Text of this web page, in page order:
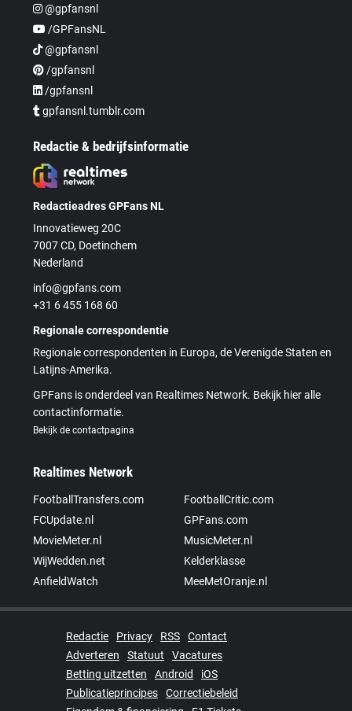
@gpfansnl
/GPFansNL
@gpfansnl
/gpfansnl
/gpfansnl
gpfansnl.tumblr.com
Redactie & bedrijfsinformatie
Redactieadres GPFans NL
Innovatieweg 20C
7007 CD, Doetinchem
Nederland
info@gpfans.com
+31 6 455 168 60
Regionale correspondentie
Regionale correspondenten in Europa, de Verenigde Staten en
Latijns-Amerika.
GPFans is onderdeel van Realtimes Network. Bekijk hier alle
contactinformatie.
Bekijk de contactpagina
Realtimes Network
FootballTransfers.com
FootballCritic.com
FCUpdate.nl
GPFans.com
MovieMeter.nl
MusicMeter.nl
WijWedden.net
Kelderklasse
AnfieldWatch
MeeMetOranje.nl
Redactie Privacy RSS
Contact
Adverteren
Statuut
Vacatures
Betting uitzetten
Android
iOS
Publicatieprincipes
Correctiebeleid